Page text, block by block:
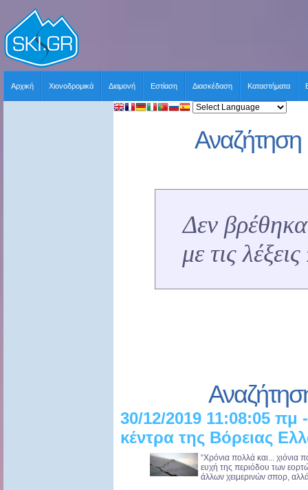
Αρχική Χιονοδρομικά Διαμονή Εστίαση Διασκέδαση Καταστήματα
Αναζήτηση
Δεν
με τις
30/12/2019 11:08:05 πμ
κέντρα της Βόρειας
“Χρόνια πολλά και... χιόνια
ευχή της περιόδου των
άλλων χειμερινών σπορ,